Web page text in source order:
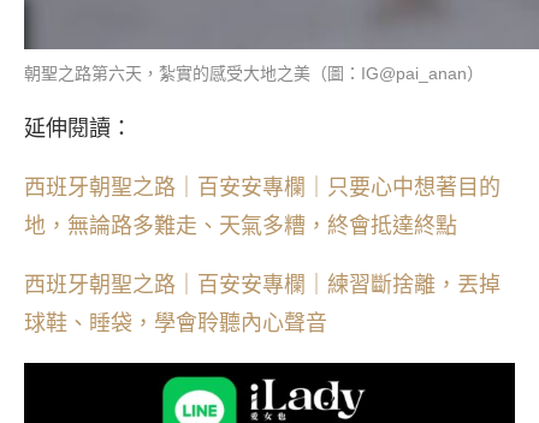
朝聖之路第六天，紮實的感受大地之美（圖：IG@pai_anan）
延伸閱讀：
西班牙朝聖之路｜百安安專欄｜只要心中想著目的
地，無論路多難走、天氣多糟，終會抵達終點
西班牙朝聖之路｜百安安專欄｜練習斷捨離，丟掉
球鞋、睡袋，學會聆聽內心聲音